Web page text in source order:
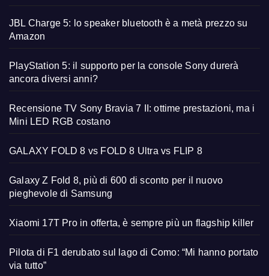
JBL Charge 5: lo speaker bluetooth è a metà prezzo su
Amazon
PlayStation 5: il supporto per la console Sony durerà
ancora diversi anni?
Recensione TV Sony Bravia 7 II: ottime prestazioni, ma i
Mini LED RGB costano
GALAXY FOLD 8 vs FOLD 8 Ultra vs FLIP 8
Galaxy Z Fold 8, più di 600 di sconto per il nuovo
pieghevole di Samsung
Xiaomi 17T Pro in offerta, è sempre più un flagship killer
Pilota di F1 derubato sul lago di Como: “Mi hanno portato
via tutto”